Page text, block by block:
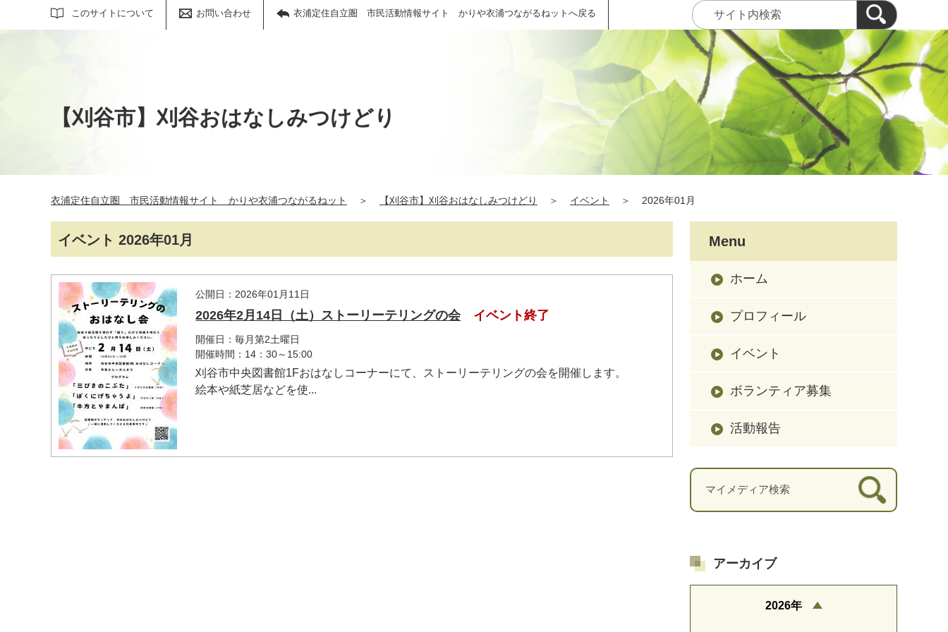
このサイトについて お問い合わせ 衣浦定住自立圏 市民活動情報サイト かりや衣浦つながるねットへ戻る
サイト内検索
【刈谷市】刈谷おはなしみつけどり
衣浦定住自立圏 市民活動情報サイト かりや衣浦つながるねット ＞ 【刈谷市】刈谷おはなしみつけどり ＞ イベント ＞ 2026年01月
イベント 2026年01月
公開日：2026年01月11日
2026年2月14日（土）ストーリーテリングの会 イベント終了
開催日：毎月第2土曜日
開催時間：14：30～15:00
刈谷市中央図書館1Fおはなしコーナーにて、ストーリーテリングの会を開催します。
絵本や紙芝居などを使...
Menu
ホーム
プロフィール
イベント
ボランティア募集
活動報告
アーカイブ
2026年